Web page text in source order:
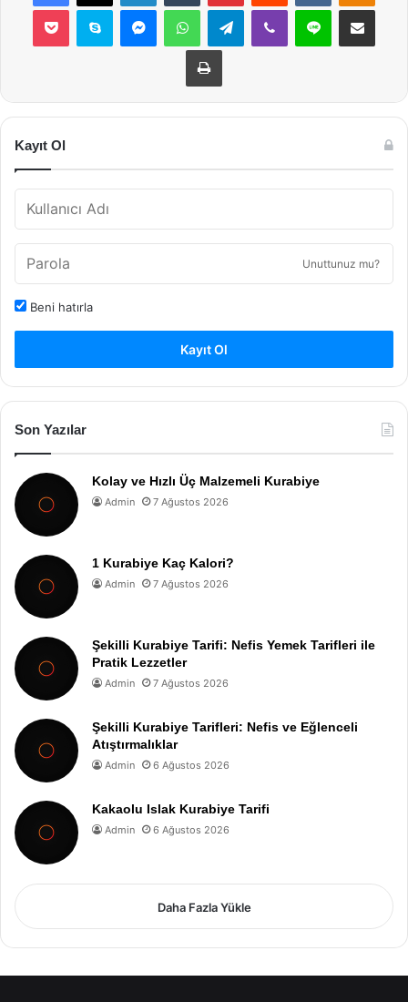
Pocket Skype MessengerWhatsAppTelegramViber Line E-Posta ile
Yazdır
Kayıt Ol
Unuttunuz mu?
Beni hatırla
Kayıt Ol
Son Yazılar
Kolay ve Hızlı Üç Malzemeli Kurabiye
Admin 7 Ağustos 2026
1 Kurabiye Kaç Kalori?
Admin 7 Ağustos 2026
Şekilli Kurabiye Tarifi: Nefis Yemek Tarifleri ile
Pratik Lezzetler
Admin 7 Ağustos 2026
Şekilli Kurabiye Tarifleri: Nefis ve Eğlenceli
Atıştırmalıklar
Admin 6 Ağustos 2026
Kakaolu Islak Kurabiye Tarifi
Admin 6 Ağustos 2026
Daha Fazla Yükle